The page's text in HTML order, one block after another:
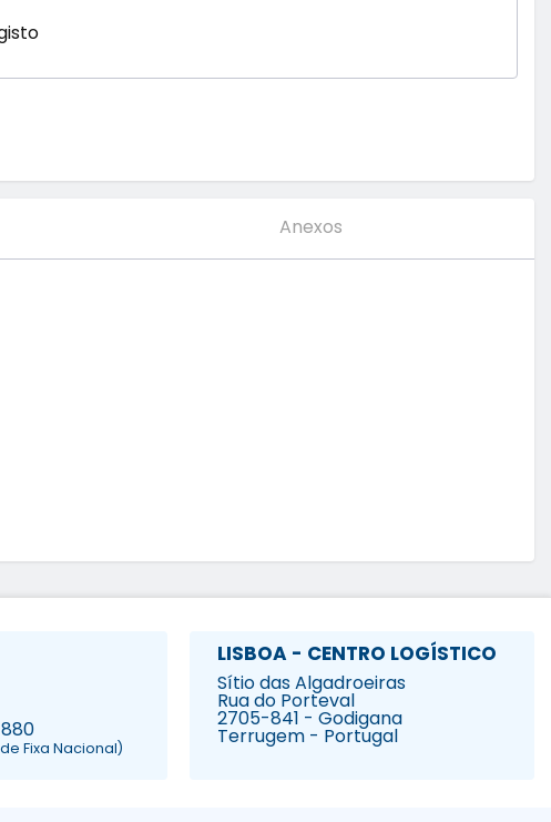
Anexos
Fixa Nacional)
LISBOA - CENTRO LOGÍSTICO
Sítio das Algadroeiras
Rua do Porteval
2705-841 - Godigana
Terrugem - Portugal